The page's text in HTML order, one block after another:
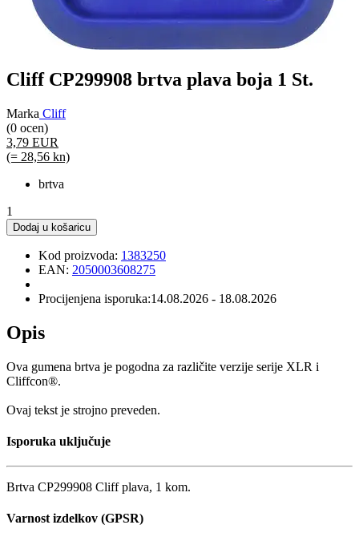
Cliff CP299908 brtva plava boja 1 St.
Marka Cliff
(0 ocen)
3,79 EUR
(= 28,56 kn)
brtva
1
Dodaj u košaricu
Kod proizvoda: 1383250
EAN: 2050003608275
Procijenjena isporuka:14.08.2026 - 18.08.2026
Opis
Ova gumena brtva je pogodna za različite verzije serije XLR i
Cliffcon®.
Ovaj tekst je strojno preveden.
Isporuka uključuje
Brtva CP299908 Cliff plava, 1 kom.
Varnost izdelkov (GPSR)